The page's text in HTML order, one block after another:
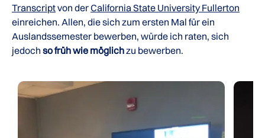
Transcriptvon derCalifornia State University Fullerton
einreichen. Allen, die sich zum ersten Mal für ein
Auslandssemester bewerben, würde ich raten, sich
jedoch so früh wie möglichzu bewerben.